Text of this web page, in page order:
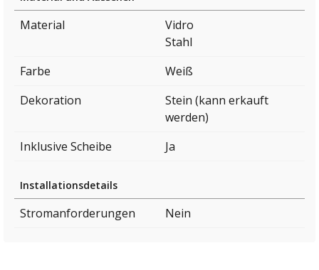
Material
Vidro
Stahl
Farbe
Weiß
Dekoration
Stein (kann erkauft
werden)
Inklusive Scheibe
Ja
Installationsdetails
Stromanforderungen Nein